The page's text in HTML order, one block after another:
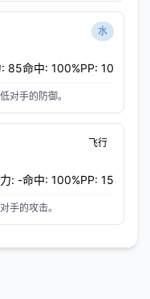
水
: 85命中: 100%PP: 10
对手的防御。
飞行
: -命中: 100%PP: 15
手的攻击。